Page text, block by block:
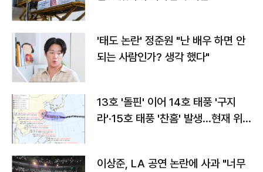
'태도 논란' 정준원 "난 배우 하면 안
되는 사람인가? 생각 했다"
13호 '돌핀' 이어 14호 태풍 '구지
라'·15호 태풍 '찬홈' 발생…현재 위
이상준, LA 공연 논란에 사과 "너무